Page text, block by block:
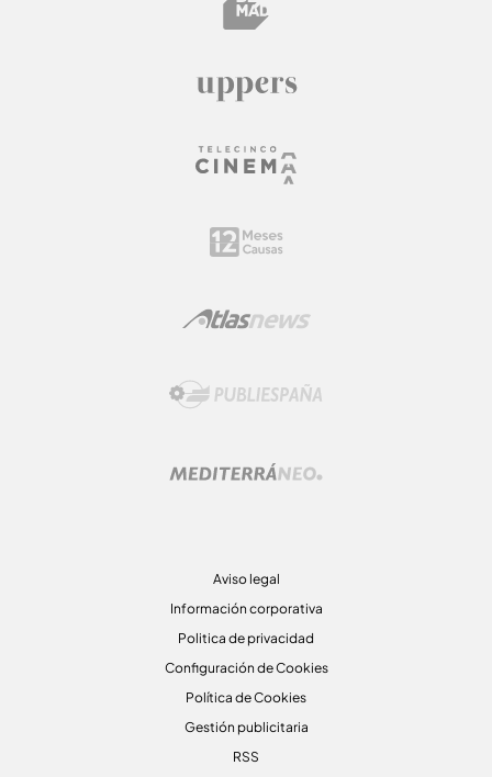
Aviso legal
Información corporativa
Politica de privacidad
Configuración de Cookies
Política de Cookies
Gestión publicitaria
RSS